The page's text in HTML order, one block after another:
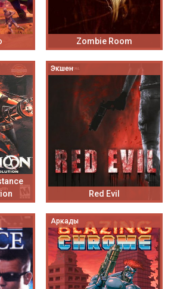
Zombie Room
Экшен
Red Evil
Аркады